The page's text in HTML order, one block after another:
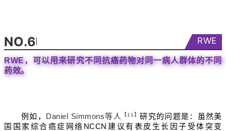
NO.6 RWE
RWE，可以用来研究不同抗癌药物对同一病人群体的不同
药效。
例如， Daniel Simmons等人 【11】研究的问题是：虽然美
国国家综合癌症网络NCCN建议有表皮生长因子受体突变